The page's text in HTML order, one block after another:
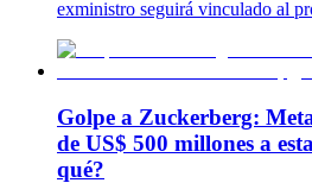
exministro seguirá vinculado al
Golpe a Zuckerberg:
de US$ 500 millones a
qué?